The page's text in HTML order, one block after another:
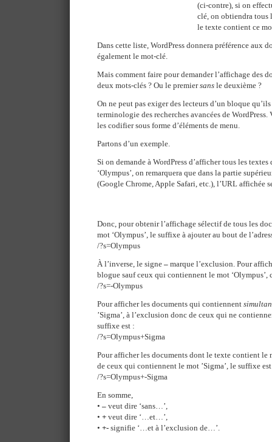
(ci-contre), si on
clé, on obtiendra tous
le texte contient ce
Dans cette liste, WordPress donnera préférence aux
également le mot-clé.
Mais comment faire pour demander l’affichage des
deux mots-clés ? Ou le premiersans le deuxième ?
On ne peut pas exiger des lecteurs d’un bloque
terminologie des recherches avancées de
les codifier sous forme d’éléments de menu.
Partons d’un exemple.
Si on demande à WordPress d’afficher tous les
‘Olympus’, on remarquera que dans la partie
(Google Chrome, Apple Safari, etc.), l’URL affichée
Donc, pour obtenir l’affichage sélectif de tous les
mot ‘Olympus’, le suffixe à ajouter au bout de
/?s=Olympus
À l’inverse, le signe – marque l’exclusion. Pour
blogue sauf ceux qui contiennent le mot ‘Olympus’,
/?s=-Olympus
Pour afficher les documents qui contiennent
’Sigma’, à l’exclusion donc de ceux qui ne
suffixe est :
/?s=Olympus+Sigma
Pour afficher les documents dont le texte contient le
de ceux qui contiennent le mot ’Sigma’, le suffixe
/?s=Olympus+-Sigma
En somme,
• – veut dire ‘sans…’,
• + veut dire ‘…et…’,
• +- signifie ‘…et à l’exclusion de…’.